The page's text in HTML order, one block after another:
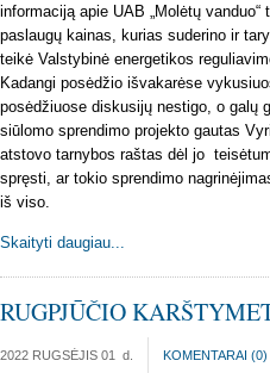
informaciją apie UAB „Molėtų vanduo“
paslaugų kainas, kurias suderino ir
teikė Valstybinė energetikos
Kadangi posėdžio išvakarėse
posėdžiuose diskusijų nestigo, o galų
siūlomo sprendimo projekto gautas
atstovo tarnybos raštas dėl jo
spręsti, ar tokio sprendimo
iš viso.
Skaityti daugiau...
RUGPJŪČIO
2022 RUGSĖJIS 01 d. KOMENTARAI (0)